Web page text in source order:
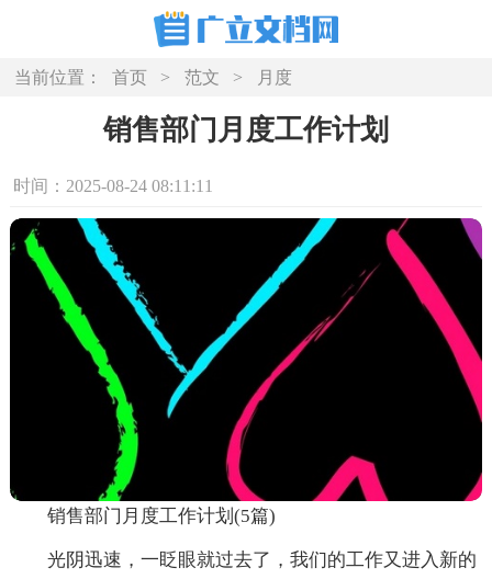
当前位置： 首页 > 范文 > 月度
销售部门月度工作计划
时间：2025-08-24 08:11:11
销售部门月度工作计划(5篇)
光阴迅速，一眨眼就过去了，我们的工作又进入新的